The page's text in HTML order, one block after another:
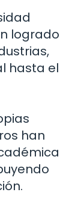
logrado
hasta el
han